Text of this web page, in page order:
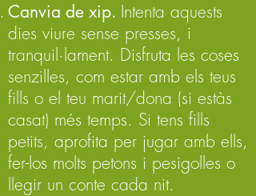
Canvia de xip. Intenta aquests
dies viure sense presses, i
tranquil·lament. Disfruta les coses
senzilles, com estar amb els teus
fills o el teu marit/dona (si estàs
casat) més temps. Si tens fills
petits, aprofita per jugar amb ells,
fer-los molts petons i pesigolles o
llegir un conte cada nit.